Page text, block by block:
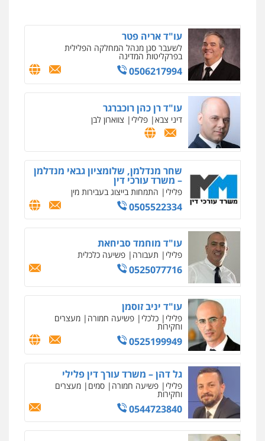
עו"ד אריה פטר
לשעבר סגן מנהל המחלקה הפלילית
בפרקליטות המדינה
0506217994
עו"ד רן כהן רוכברגר
דיני צבא פלילי צווארון לבן
שחר מנדלמן, שלומציון גבאי מנדלמן
– משרד עורכי דין
פלילי התמחות בייצוג בעבירות מין
0505522334
עו"ד מוחמד סביחאת
פלילי תעבורה פשיעה כלכלית
0525077716
עו"ד יניב זוסמן
פלילי כלכלי פשיעה חמורה מעצרים
וחקירות
0525199949
גל דהן – משרד עורך דין פלילי
פלילי פשיעה חמורה סמים מעצרים
וחקירות
0544723840
ניר קידר – צלם
צילום עורכי דין שירותים מקצועיים לעורכי
דין
0504578527
רונן הלל – מוניטין
מחיקת כתבות מגוגל ודחיקת אזכורים
שליליים
שירותים מקצועיים לעורכי דין
0522508109
אחסון אתרים
מהירות הגנה גיבוי תמיכה שירותים
מקצועיים לעורכי דין
מרכז התחלה חדשה
אסירים עבירות מין שירותים מקצועיים
לעורכי דין
0544500346
מאיה בלום, עו"ס, טיפול ושיקום
טיפול בהתמכרויות
לעורכי דין
0504062539
עו"ד ד"ר אבי שקד
עבירות כלכליות הלבנת הון חילוטים
עבירות פליליות
0544385337
איתי חקירות – שירותים לעורכי דין